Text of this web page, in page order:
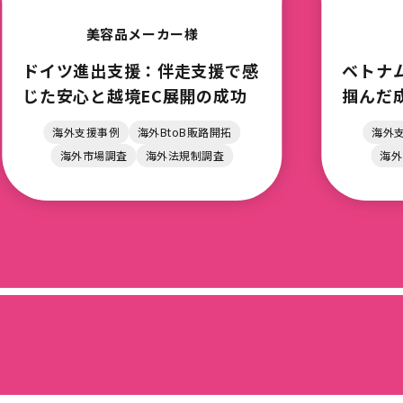
日用品メーカー様
ベトナム進出支援：伴走支援で
掴んだ成功への道
海外支援事例
海外BtoB販路開拓
海外市場調査
海外法規制調査
タイ
る伴
海